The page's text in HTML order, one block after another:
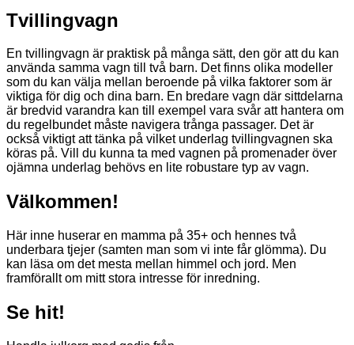
Tvillingvagn
En tvillingvagn är praktisk på många sätt, den gör att du kan
använda samma vagn till två barn. Det finns olika modeller
som du kan välja mellan beroende på vilka faktorer som är
viktiga för dig och dina barn. En bredare vagn där sittdelarna
är bredvid varandra kan till exempel vara svår att hantera om
du regelbundet måste navigera trånga passager. Det är
också viktigt att tänka på vilket underlag tvillingvagnen ska
köras på. Vill du kunna ta med vagnen på promenader över
ojämna underlag behövs en lite robustare typ av vagn.
Välkommen!
Här inne huserar en mamma på 35+ och hennes två
underbara tjejer (samten man som vi inte får glömma). Du
kan läsa om det mesta mellan himmel och jord. Men
framförallt om mitt stora intresse för inredning.
Se hit!